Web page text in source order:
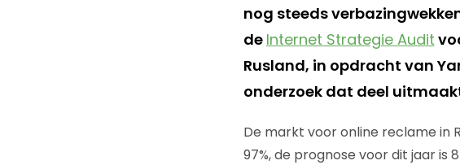
nog steeds
de Internet Strategie Audit
Rusland, in opdracht van
onderzoek dat deel
De markt voor online reclame in
97%, de prognose voor dit jaar is